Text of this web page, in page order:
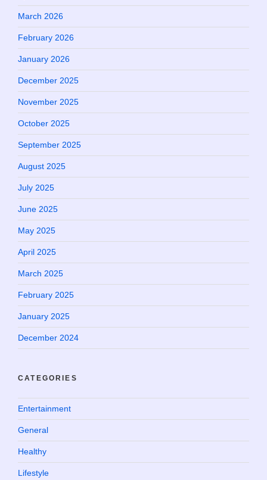
March 2026
February 2026
January 2026
December 2025
November 2025
October 2025
September 2025
August 2025
July 2025
June 2025
May 2025
April 2025
March 2025
February 2025
January 2025
December 2024
CATEGORIES
Entertainment
General
Healthy
Lifestyle